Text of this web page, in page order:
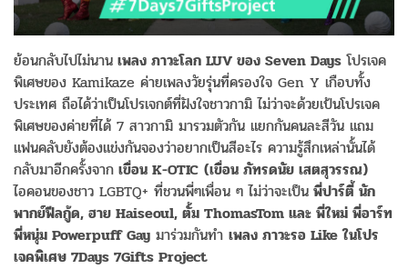
ย้อนกลับไปไม่นาน เพลง ภาวะโลก LUV ของ Seven Days โปรเจค
พิเศษของ Kamikaze ค่ายเพลงวัยรุ่นที่ครองใจ Gen Y เกือบทั้ง
ประเทศ ถือได้ว่าเป็นโปรเจกต์ที่ฝังใจชาวกามิ ไม่ว่าจะด้วยเป้นโปรเจค
พิเศษของค่ายที่ได้ 7 สาวกามิ มารวมตัวกัน แยกกันคนละสีวัน แถม
แฟนคลับยังต้องแข่งกันจองว่าอยากเป็นสีอะไร ความรู้สึกเหล่านั้นได้
กลับมาอีกครั้งจาก เขื่อน K-OTIC (เขื่อน ภัทรดนัย เสตสุวรรณ)
ไอคอนของชาว LGBTQ+ ที่ชวนพี่ๆเพื่อน ๆ ไม่ว่าจะเป็น พี่ปาร์ตี้ นัก
พากย์ฟีลกู้ด, ฮาย Haiseoul, ตั้ม ThomasTom และ พี่ใหม่ พี่อาร์ท
พี่หนุ่ม Powerpuff Gay มาร่วมกันทำ เพลง ภาวะรอ Like ในโปร
เจคพิเศษ 7Days 7Gifts Project